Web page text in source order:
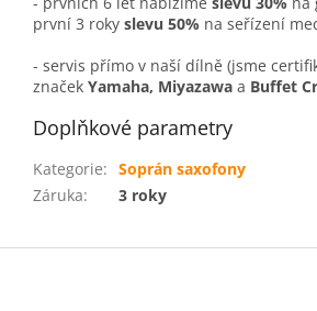
první 3 roky slevu 50% na seřízení
- servis přímo v naší dílně (jsme
značek Yamaha, Miyazawa a Buffet
Doplňkové parametry
Kategorie: Soprán saxofony
Záruka: 3 roky
Z